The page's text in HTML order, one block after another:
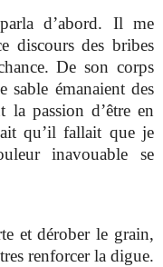
d’abord. Il me
discours des bribes
De son corps
sable émanaient des
la passion d’être en
qu’il fallait que je
inavouable se
et dérober le grain,
renforcer la digue.